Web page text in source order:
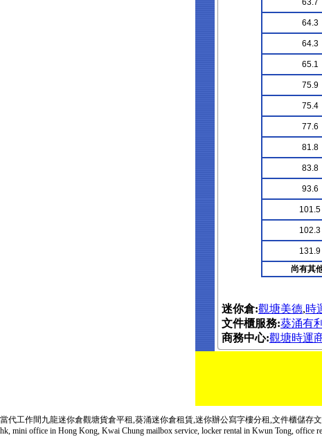
63.7
64.3
64.3
65.1
75.9
75.4
77.6
81.8
83.8
93.6
101.5
102.3
131.9
尚有其
迷你倉:觀塘美德,時
文件櫃服務:葵涌有
商務中心:觀塘時運
當代工作間九龍迷你倉觀塘貨倉平租,葵涌迷你倉租賃,迷你辦公寫字樓分租,文件櫃儲存
hk, mini office in Hong Kong, Kwai Chung mailbox service, locker rental in Kwun Tong, office